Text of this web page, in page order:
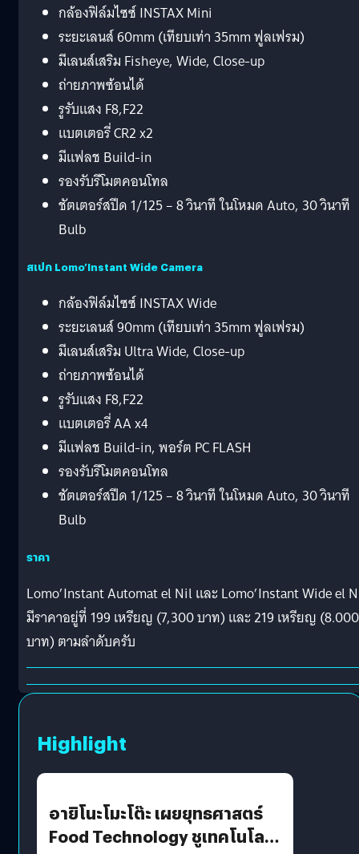
กล้องฟิล์มไซซ์ INSTAX Mini
ระยะเลนส์ 60mm (เทียบเท่า 35mm ฟูลเฟรม)
มีเลนส์เสริม Fisheye, Wide, Close-up
ถ่ายภาพซ้อนได้
รูรับแสง F8,F22
แบตเตอรี่ CR2 x2
มีแฟลช Build-in
รองรับรีโมตคอนโทล
ชัตเตอร์สปีด 1/125 – 8 วินาที ในโหมด Auto, 30 วินาที
Bulb
สเปก Lomo’Instant Wide Camera
กล้องฟิล์มไซซ์ INSTAX Wide
ระยะเลนส์ 90mm (เทียบเท่า 35mm ฟูลเฟรม)
มีเลนส์เสริม Ultra Wide, Close-up
ถ่ายภาพซ้อนได้
รูรับแสง F8,F22
แบตเตอรี่ AA x4
มีแฟลช Build-in, พอร์ต PC FLASH
รองรับรีโมตคอนโทล
ชัตเตอร์สปีด 1/125 – 8 วินาที ในโหมด Auto, 30 วินาที
Bulb
ราคา
Lomo’Instant Automat el Nil และ Lomo’Instant Wide el
มีราคาอยู่ที่ 199 เหรียญ (7,300 บาท) และ 219 เหรียญ (8.000
บาท) ตามลำดับครับ
Highlight
อายิโนะโมะโต๊ะ เผยยุทธศาสตร์
Food Technology ชูเทคโนโลยี